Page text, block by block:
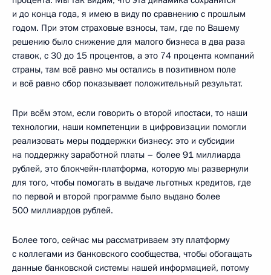
и до конца года, я имею в виду по сравнению с прошлым
годом. При этом страховые взносы, там, где по Вашему
решению было снижение для малого бизнеса в два раза
ставок, с 30 до 15 процентов, а это 74 процента компаний
страны, там всё равно мы остались в позитивном поле
и всё равно сбор показывает положительный результат.
При всём этом, если говорить о второй ипостаси, то наши
технологии, наши компетенции в цифровизации помогли
реализовать меры поддержки бизнесу: это и субсидии
на поддержку заработной платы – более 91 миллиарда
рублей, это блокчейн-платформа, которую мы развернули
для того, чтобы помогать в выдаче льготных кредитов, где
по первой и второй программе было выдано более
500 миллиардов рублей.
Более того, сейчас мы рассматриваем эту платформу
с коллегами из банковского сообщества, чтобы обогащать
данные банковской системы нашей информацией, потому